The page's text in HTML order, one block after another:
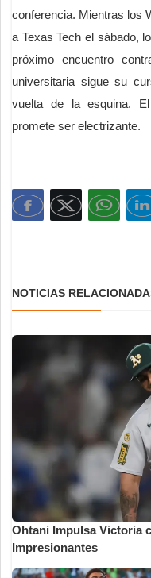
conferencia. Mientras los
a Texas Tech el sábado,
próximo encuentro
universitaria sigue su
vuelta de la esquina.
promete ser electrizante.
NOTICIAS
Ohtani Impulsa Victoria
Impresionantes